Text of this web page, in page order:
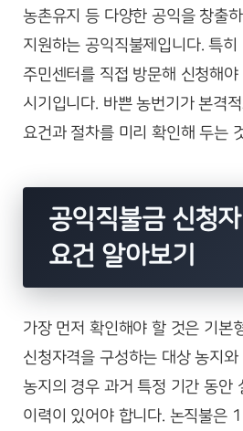
농촌유지 등 다양한 공익을 창출
지원하는 공익직불제입니다. 특
주민센터를 직접 방문해 신청해
시기입니다. 바쁜 농번기가 본격
요건과 절차를 미리 확인해 두는
공익직불금 신청
요건 알아보기
가장 먼저 확인해야 할 것은 기본
신청자격을 구성하는 대상 농지
농지의 경우 과거 특정 기간 동안
이력이 있어야 합니다. 논직불은